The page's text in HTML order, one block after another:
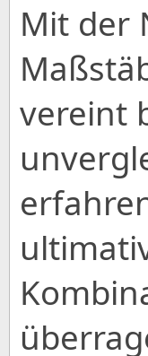
Mit der
vereint